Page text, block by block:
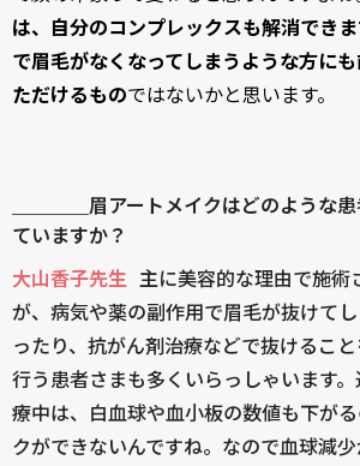
は、自分のコンプレックスも解消でき
で眉毛がなくなってしまうような方に
ただけるものではないかと思います。
＿＿＿＿眉アートメイクはどのような
ていますか？
大山香子先生
主に美容的な理由で施術
が、病気や薬の副作用で眉毛が抜けて
ったり、抗がん剤治療などで抜けるこ
行う患者さまも多くいらっしゃいます
療中は、白血球や血小板の数値も下が
クができないんですね。なので血球減